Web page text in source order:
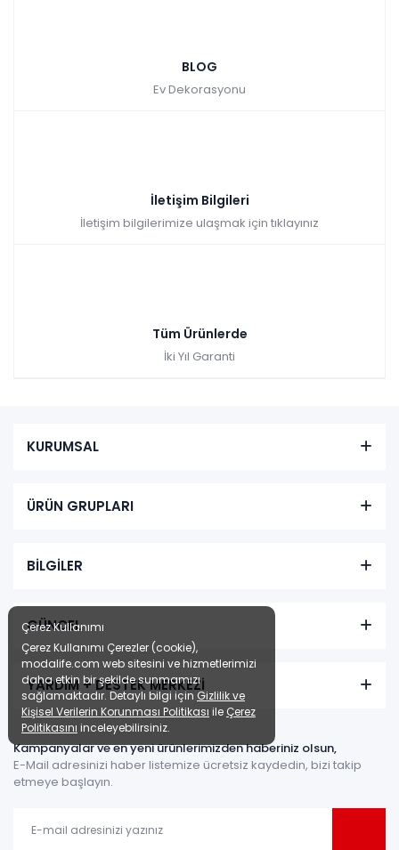
BLOG
Ev Dekorasyonu
İletişim Bilgileri
İletişim bilgilerimize ulaşmak için tıklayınız
Tüm Ürünlerde
İki Yıl Garanti
KURUMSAL
ÜRÜN GRUPLARI
BİLGİLER
GÜNCEL
YARDIM + DESTEK MERKEZİ
Kampanyalar ve en yeni ürünlerimizden haberiniz olsun,
E-Mail adresinizi haber listemize ücretsiz kaydedin, bizi takip
etmeye başlayın.
Çerez Kullanımı
Çerez Kullanımı Çerezler (cookie),
modalife.com web sitesini ve hizmetlerimizi
daha etkin bir şekilde sunmamızı
sağlamaktadır. Detaylı bilgi için Gizlilik ve
Kişisel Verilerin Korunması Politikası ile Çerez
Politikasını inceleyebilirsiniz.